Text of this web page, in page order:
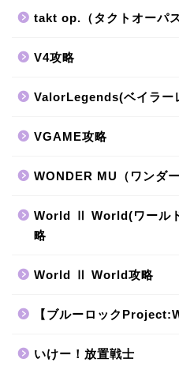
takt op.（タクトオーパ
V4攻略
ValorLegends(ベイラー
VGAME攻略
WONDER MU（ワンダ
World Ⅱ World(ワール
略
World Ⅱ World攻略
【ブルーロック
いけー！放置戦士